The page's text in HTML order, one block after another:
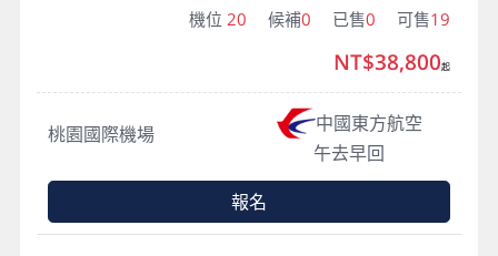
機位 20 候補0 已售0 可售19
桃園國際機場
中國東方航空
午去早回
NT$38,800起
報名